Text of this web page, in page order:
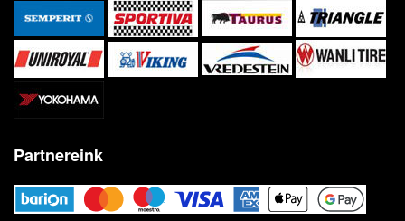
Partnereink